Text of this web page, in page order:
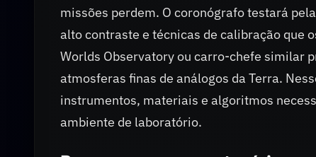
missões perdem. O coronógrafo testará
alto contraste e técnicas de calibração que
Worlds Observatory ou carro-chefe similar
atmosferas finas de análogos da Terra.
instrumentos, materiais e algoritmos
ambiente de laboratório.